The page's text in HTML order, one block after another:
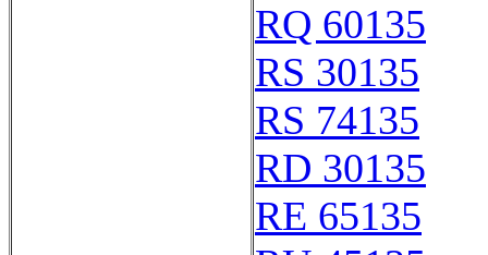
RQ 60135
RS 30135
RS 74135
RD 30135
RE 65135